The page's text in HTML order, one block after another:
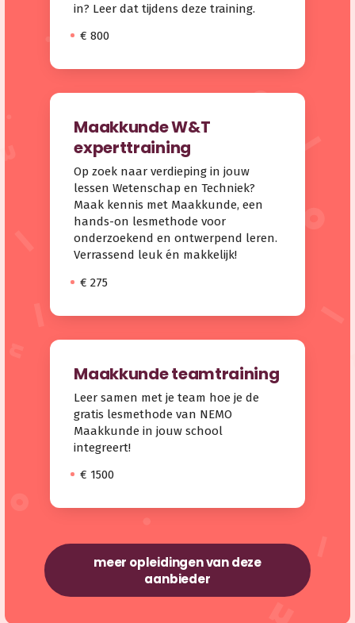
in? Leer dat tijdens deze training.
€ 800
Maakkunde W&T
experttraining
Op zoek naar verdieping in jouw
lessen Wetenschap en Techniek?
Maak kennis met Maakkunde, een
hands-on lesmethode voor
onderzoekend en ontwerpend leren.
Verrassend leuk én makkelijk!
€ 275
Maakkunde teamtraining
Leer samen met je team hoe je de
gratis lesmethode van NEMO
Maakkunde in jouw school
integreert!
€ 1500
meer opleidingen van deze
aanbieder